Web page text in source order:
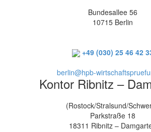
Bundesallee 56
10715 Berlin
+49 (030) 25 46 42
berlin@hpb-
Kontor Ribnitz –
(Rostock/Stralsund/
Parkstraße 18
18311 Ribnitz –